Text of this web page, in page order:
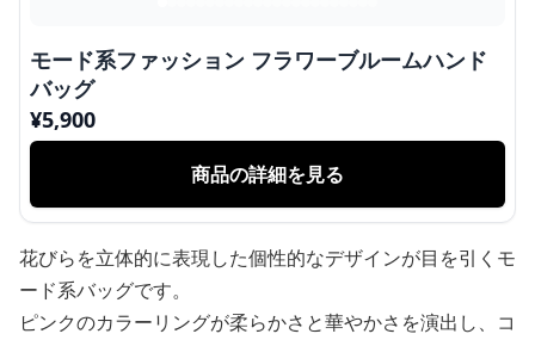
モード系ファッション フラワーブルームハンド
バッグ
¥5,900
商品の詳細を見る
花びらを立体的に表現した個性的なデザインが目を引くモ
ード系バッグです。
ピンクのカラーリングが柔らかさと華やかさを演出し、コ